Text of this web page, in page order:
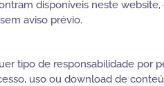
disponíveis neste
aviso prévio.
tipo de responsabilidade
uso ou download de